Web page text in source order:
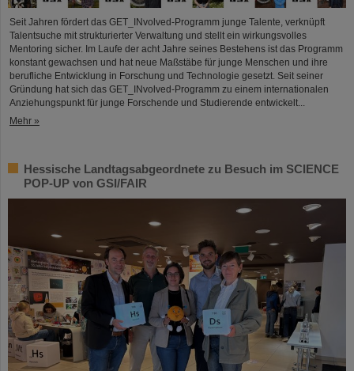
Seit Jahren fördert das GET_INvolved-Programm junge Talente, verknüpft
Talentsuche mit strukturierter Verwaltung und stellt ein wirkungsvolles
Mentoring sicher. Im Laufe der acht Jahre seines Bestehens ist das Programm
konstant gewachsen und hat neue Maßstäbe für junge Menschen und ihre
berufliche Entwicklung in Forschung und Technologie gesetzt. Seit seiner
Gründung hat sich das GET_INvolved-Programm zu einem internationalen
Anziehungspunkt für junge Forschende und Studierende entwickelt...
Mehr »
Hessische Landtagsabgeordnete zu Besuch im SCIENCE
POP-UP von GSI/FAIR